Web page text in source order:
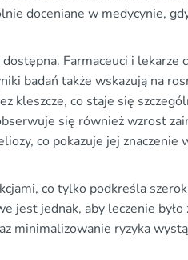
doceniane w medycynie,
Farmaceuci i lekarze
badań także wskazują na
kleszcze, co staje się
się również wzrost
co pokazuje jej znaczenie
co tylko podkreśla
jest jednak, aby leczenie
minimalizowanie ryzyka